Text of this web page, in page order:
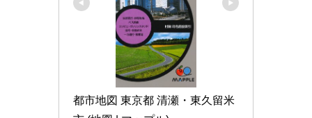
都市地図 東京都 清瀬・東久留米